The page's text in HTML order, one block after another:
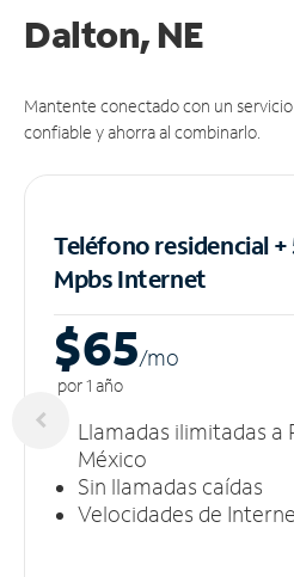
Dalton, NE
Mantente conectado con un
confiable y ahorra al combinarlo.
Teléfono residencial +
MpbsInternet
$65/mo
por 1 año
Llamadas ilimitadas a
México
Sin llamadas caídas
Velocidades de